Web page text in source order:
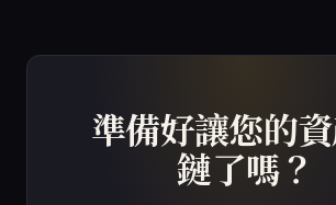
準備好讓您的
鏈了嗎？